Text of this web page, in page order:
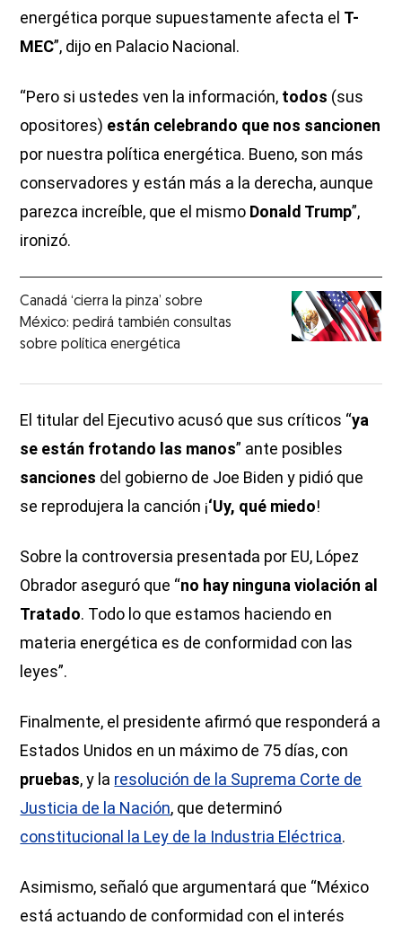
energética porque supuestamente afecta el T-
MEC”, dijo en Palacio Nacional.
“Pero si ustedes ven la información, todos (sus
opositores) están celebrando que nos sancionen
por nuestra política energética. Bueno, son más
conservadores y están más a la derecha, aunque
parezca increíble, que el mismo Donald Trump”,
ironizó.
Canadá ‘cierra la pinza’ sobre
México: pedirá también consultas
sobre política energética
El titular del Ejecutivo acusó que sus críticos “ya
se están frotando las manos” ante posibles
sanciones del gobierno de Joe Biden y pidió que
se reprodujera la canción ¡‘Uy, qué miedo!
Sobre la controversia presentada por EU, López
Obrador aseguró que “no hay ninguna violación al
Tratado. Todo lo que estamos haciendo en
materia energética es de conformidad con las
leyes”.
Finalmente, el presidente afirmó que responderá a
Estados Unidos en un máximo de 75 días, con
pruebas, y la resolución de la Suprema Corte de
Justicia de la Nación, que determinó
constitucional la Ley de la Industria Eléctrica.
Asimismo, señaló que argumentará que “México
está actuando de conformidad con el interés